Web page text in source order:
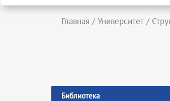
Главная / Университет /
Библиотека